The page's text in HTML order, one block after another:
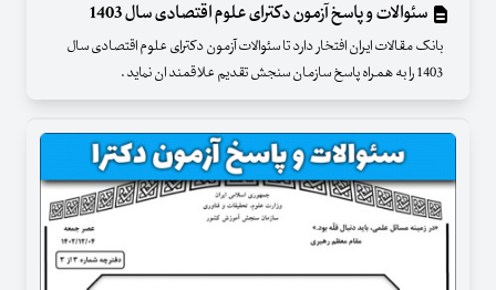
سئوالات و پاسخ آزمون دکترای علوم اقتصادی سال 1403
بانک مقالات ایران افتخار دارد تا سئوالات آزمون دکترای علوم اقتصادی سال
1403 را به همراه پاسخ سازمان سنجش تقدیم علاقمند ان نماید .